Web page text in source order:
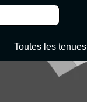
Toutes les tenues